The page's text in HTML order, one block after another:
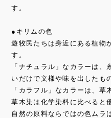
す。
●キリムの色
遊牧民たちは身近にある植物
す。
「ナチュラル」なカラーは
いだけで文様や味を出したも
「カラフル」なカラーは、草
草木染は化学染料に比べると
自然の原料ならではの色ムラ